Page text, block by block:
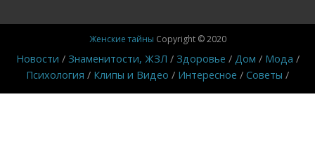
Женские тайны Copyright © 2020
Новости Знаменитости, ЖЗЛ Здоровье Дом
Мода
Психология
Клипы и Видео Интересное Советы